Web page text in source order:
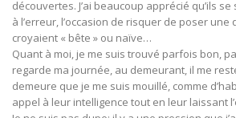
découvertes. J’ai beaucoup apprécié qu’ils
à l’erreur, l’occasion de risquer de poser une
croyaient « bête » ou naïve…
Quant à moi, je me suis trouvé parfois bon,
regarde ma journée, au demeurant, il me
demeure que je me suis mouillé, comme
appel à leur intelligence tout en leur laissant